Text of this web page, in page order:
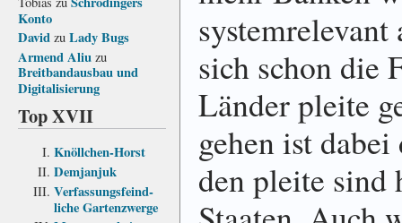
Konto
David zu Lady Bugs
Armend Aliu zu
Breitbandausbau und
Digitalisierung
Top XVII
Knöllchen-Horst
Demjanjuk
Verfassungs­feind­
liche Garten­zwerge
systemrelevant
sich schon die
Länder pleite
gehen ist
den pleite sind